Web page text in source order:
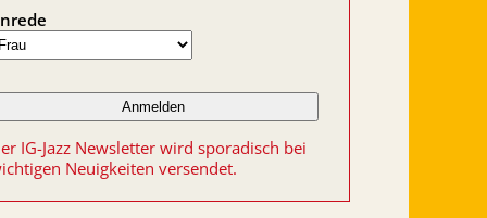
IG-Jazz Newsletter wird sporadisch bei
Neuigkeiten versendet.